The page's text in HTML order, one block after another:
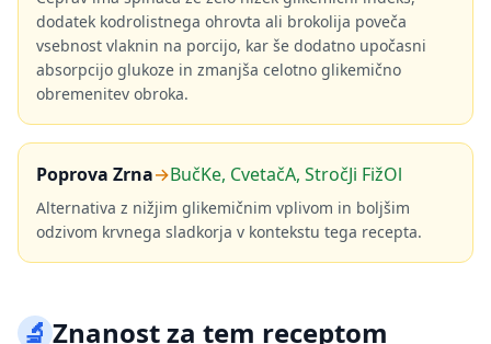
dodatek kodrolistnega ohrovta ali brokolija poveča
vsebnost vlaknin na porcijo, kar še dodatno upočasni
absorpcijo glukoze in zmanjša celotno glikemično
obremenitev obroka.
Poprova Zrna→BučKe, CvetačA, StročJi FižOl
Alternativa z nižjim glikemičnim vplivom in boljšim
odzivom krvnega sladkorja v kontekstu tega recepta.
🔬Znanost za tem receptom